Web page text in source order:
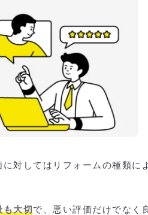
に対してはリフォームの種類に
大切 で、悪い評価だけでなく